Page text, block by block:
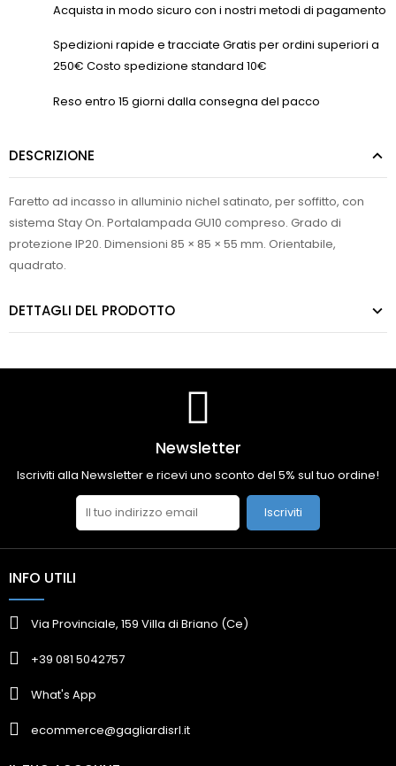
Acquista in modo sicuro con i nostri metodi di pagamento
Spedizioni rapide e tracciate Gratis per ordini superiori a
250€ Costo spedizione standard 10€
Reso entro 15 giorni dalla consegna del pacco
DESCRIZIONE
Faretto ad incasso in alluminio nichel satinato, per soffitto, con
sistema Stay On. Portalampada GU10 compreso. Grado di
protezione IP20. Dimensioni 85 × 85 × 55 mm. Orientabile,
quadrato.
DETTAGLI DEL PRODOTTO
Newsletter
Iscriviti alla Newsletter e ricevi uno sconto del 5% sul tuo ordine!
Iscriviti
INFO UTILI
Via Provinciale, 159 Villa di Briano (Ce)
+39 081 5042757
What's App
ecommerce@gagliardisrl.it